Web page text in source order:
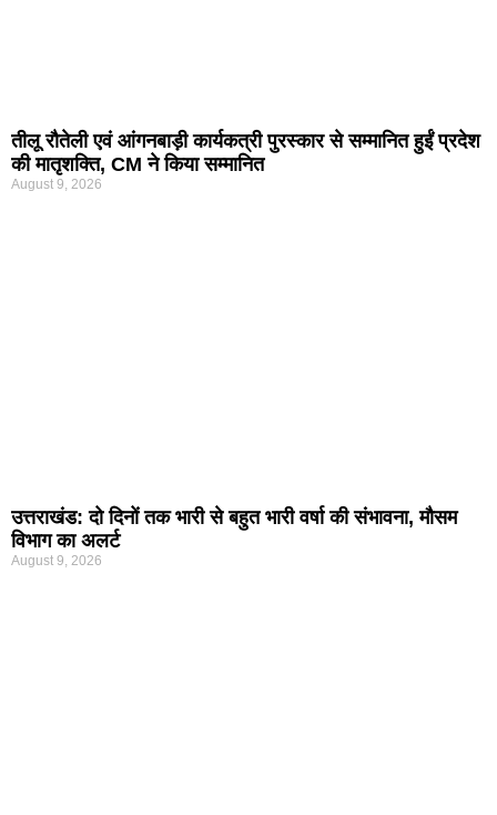
तीलू रौतेली एवं आंगनबाड़ी कार्यकत्री पुरस्कार से सम्मानित हुईं प्रदेश
की मातृशक्ति, CM ने किया सम्मानित
August 9, 2026
उत्तराखंड: दो दिनों तक भारी से बहुत भारी वर्षा की संभावना, मौसम
विभाग का अलर्ट
August 9, 2026